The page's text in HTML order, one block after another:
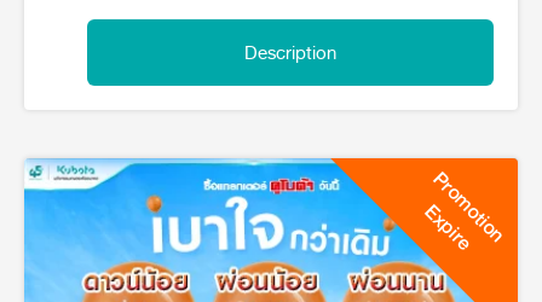
Description
Promotion
Expire